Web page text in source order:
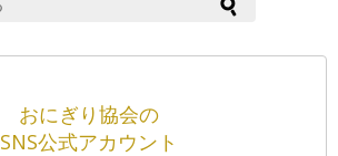
おにぎり協会の
SNS公式アカウント